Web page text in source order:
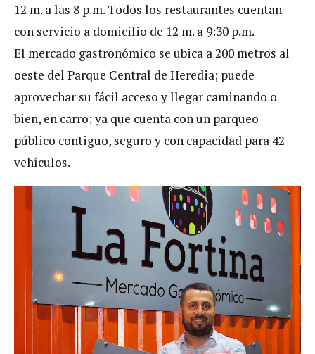
12 m. a las 8 p.m. Todos los restaurantes cuentan
con servicio a domicilio de 12 m. a 9:30 p.m.
El mercado gastronómico se ubica a 200 metros al
oeste del Parque Central de Heredia; puede
aprovechar su fácil acceso y llegar caminando o
bien, en carro; ya que cuenta con un parqueo
público contiguo, seguro y con capacidad para 42
vehículos.